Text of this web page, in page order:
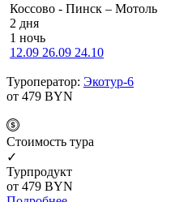
Коссово - Пинск – Мотоль
2 дня
1 ночь
12.09 26.09 24.10
Туроператор: Экотур-6
от 479 BYN
Cтоимость тура
✓
Турпродукт
от 479 BYN